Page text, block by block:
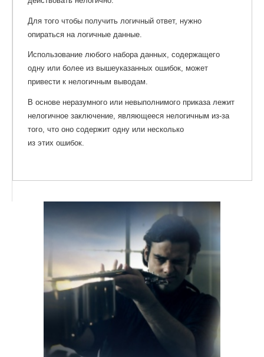
Для того чтобы получить логичный ответ, нужно
опираться на логичные данные.
Использование любого набора данных, содержащего
одну или более из вышеуказанных ошибок, может
привести к нелогичным выводам.
В основе неразумного или невыполнимого приказа лежит
нелогичное заключение, являющееся нелогичным из-за
того, что оно содержит одну или несколько
из этих ошибок.